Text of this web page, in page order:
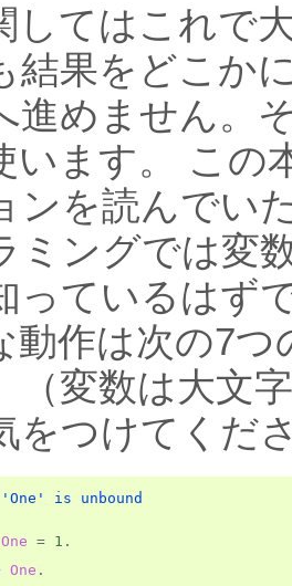
してはこれで
結果をどこか
進めません。
います。 この
ンを読んでい
ミングでは変
っているはず
動作は次の7つ
（変数は大文
をつけてくだ
is unbound
One = 1 .
One .